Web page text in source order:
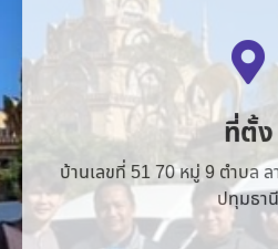
บ้านเลขที่ 51 70 หมู่ 9 ตำบล ล
ปทุมธานี
โทรศัพท์